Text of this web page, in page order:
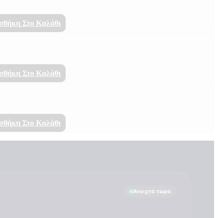
Στο Καλάθι
Στο Καλάθι
Στο Καλάθι
Ανοιχτά τώρα